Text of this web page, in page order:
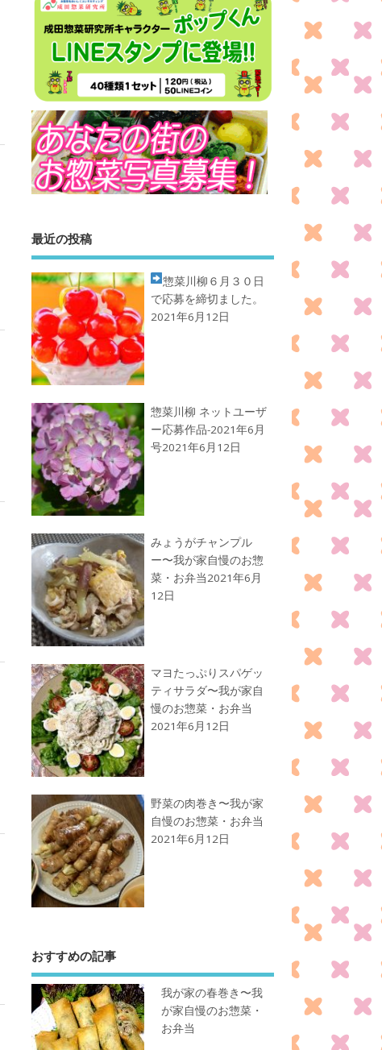
最近の投稿
惣菜川柳 ６月３０日
で応募を締切ました。
2021年6月12日
惣菜川柳 ネットユーザ
ー応募作品-2021年6月
号2021年6月12日
みょうがチャンプル
ー〜我が家自慢のお惣
菜・お弁当2021年6月
12日
マヨたっぷりスパゲッ
ティサラダ〜我が家自
慢のお惣菜・お弁当
2021年6月12日
野菜の肉巻き〜我が家
自慢のお惣菜・お弁当
2021年6月12日
おすすめの記事
我が家の春巻き〜我
が家自慢のお惣菜・
お弁当